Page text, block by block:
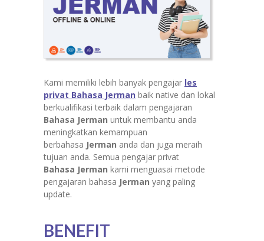
Kami memiliki lebih banyak pengajar les
privat Bahasa Jerman baik native dan lokal
berkualifikasi terbaik dalam pengajaran
Bahasa Jerman untuk membantu anda
meningkatkan kemampuan
berbahasa Jerman anda dan juga meraih
tujuan anda. Semua pengajar privat
Bahasa Jerman kami menguasai metode
pengajaran bahasa Jerman yang paling
update.
BENEFIT